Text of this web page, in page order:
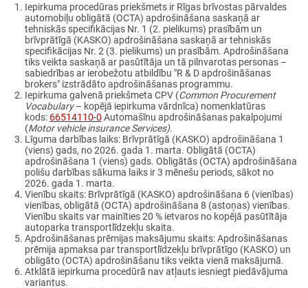
Iepirkuma procedūras priekšmets ir Rīgas brīvostas pārvaldes
automobiļu obligātā (OCTA) apdrošināšana saskaņā ar
tehniskās specifikācijas Nr. 1 (2. pielikums) prasībām un
brīvprātīgā (KASKO) apdrošināšana saskaņā ar tehniskās
specifikācijas Nr. 2 (3. pielikums) un prasībām. Apdrošināšana
tiks veikta saskaņā ar pasūtītāja un tā pilnvarotas personas –
sabiedrības ar ierobežotu atbildību "R & D apdrošināšanas
brokers" izstrādāto apdrošināšanas programmu.
Iepirkuma galvenā priekšmeta CPV (Common Procurement
Vocabulary– kopējā iepirkuma vārdnīca) nomenklatūras
kods: 66514110-0 Automašīnu apdrošināšanas pakalpojumi
(Motor vehicle insurance Services).
Līguma darbības laiks: Brīvprātīgā (KASKO) apdrošināšana 1
(viens) gads, no 2026. gada 1. marta. Obligātā (OCTA)
apdrošināšana 1 (viens) gads. Obligātās (OCTA) apdrošināšana
polišu darbības sākuma laiks ir 3 mēnešu periods, sākot no
2026. gada 1. marta.
Vienību skaits: Brīvprātīgā (KASKO) apdrošināšana 6 (vienības)
vienības, obligātā (OCTA) apdrošināšana 8 (astoņas) vienības.
Vienību skaits var mainīties 20 % ietvaros no kopējā pasūtītāja
autoparka transportlīdzekļu skaita.
Apdrošināšanas prēmijas maksājumu skaits: Apdrošināšanas
prēmija apmaksa par transportlīdzekļu brīvprātīgo (KASKO) un
obligāto (OCTA) apdrošināšanu tiks veikta vienā maksājumā.
Atklātā iepirkuma procedūrā nav atļauts iesniegt piedāvājuma
variantus.